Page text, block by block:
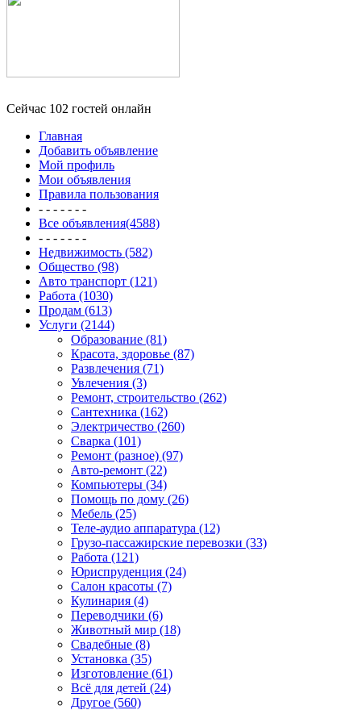
Сейчас 102 гостей онлайн
Главная
Добавить объявление
Мой профиль
Мои объявления
Правила пользования
- - - - - - -
Все объявления(4588)
- - - - - - -
Недвижимость (582)
Общество (98)
Авто транспорт (121)
Работа (1030)
Продам (613)
Услуги (2144)
Образование (81)
Красота, здоровье (87)
Развлечения (71)
Увлечения (3)
Ремонт, строительство (262)
Сантехника (162)
Электричество (260)
Сварка (101)
Ремонт (разное) (97)
Авто-ремонт (22)
Компьютеры (34)
Помощь по дому (26)
Мебель (25)
Теле-аудио аппаратура (12)
Грузо-пассажирские перевозки (33)
Работа (121)
Юриспруденция (24)
Салон красоты (7)
Кулинария (4)
Переводчики (6)
Животный мир (18)
Свадебные (8)
Установка (35)
Изготовление (61)
Всё для детей (24)
Другое (560)